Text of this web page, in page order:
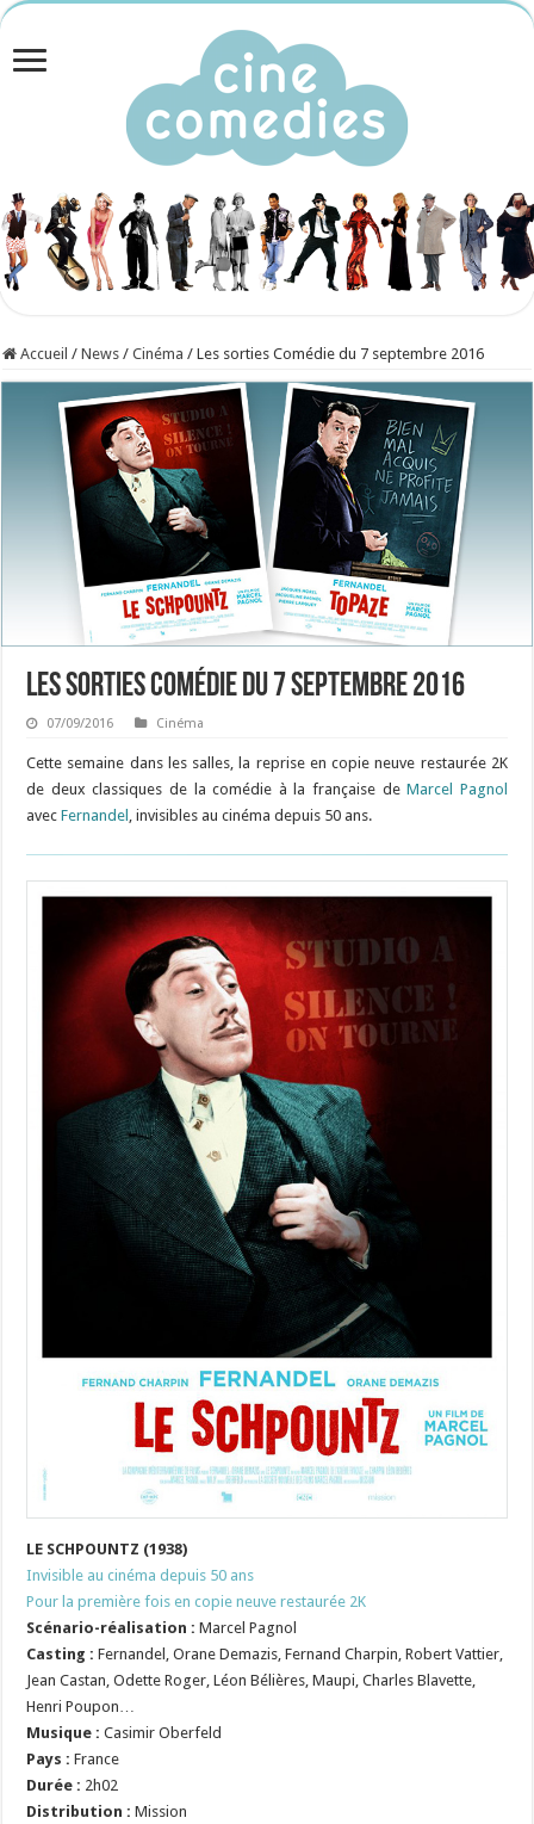
Accueil / News / Cinéma / Les sorties Comédie du 7 septembre 2016
Les sorties Comédie du 7 septembre 2016
07/09/2016 Cinéma
Cette semaine dans les salles, la reprise en copie neuve restaurée 2K
de deux classiques de la comédie à la française deMarcel Pagnol
avecFernandel , invisibles au cinéma depuis 50 ans.
LE SCHPOUNTZ (1938)
Invisible au cinéma depuis 50 ans
Pour la première fois en copie neuve restaurée 2K
Scénario-réalisation : Marcel Pagnol
Casting :Fernandel, Orane Demazis, Fernand Charpin, Robert Vattier,
Jean Castan, Odette Roger, Léon Bélières, Maupi, Charles Blavette,
Henri Poupon…
Musique : Casimir Oberfeld
Pays : France
Durée : 2h02
Distribution : Mission